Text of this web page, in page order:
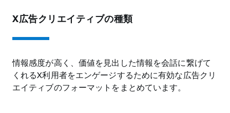
X広告クリエイティブの種類
情報感度が高く、価値を見出した情報を会話に繋げて
くれるX利用者をエンゲージするために有効な広告クリ
エイティブのフォーマットをまとめています。